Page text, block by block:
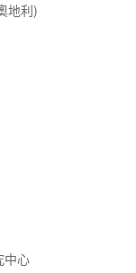
地利)
中心